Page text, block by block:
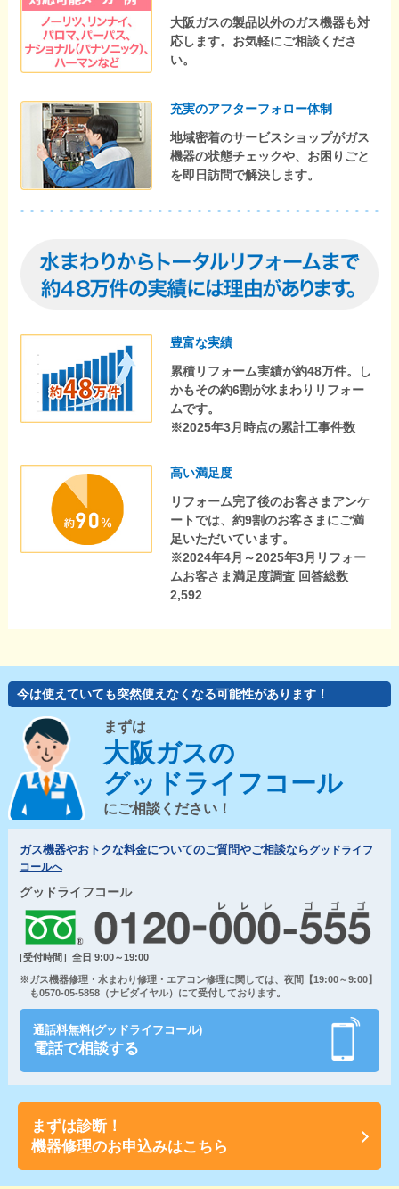
大阪ガスの製品以外のガス機器も対
応します。お気軽にご相談くださ
い。
充実のアフターフォロー体制
地域密着のサービスショップがガス
機器の状態チェックや、お困りごと
を即日訪問で解決します。
豊富な実績
累積リフォーム実績が約48万件。し
かもその約6割が水まわりリフォー
ムです。
※2025年3月時点の累計工事件数
高い満足度
リフォーム完了後のお客さまアンケ
ートでは、約9割のお客さまにご満
足いただいています。
※2024年4月～2025年3月リフォー
ムお客さま満足度調査 回答総数
2,592
今は使えていても突然使えなくなる可能性があります！
まずは
大阪ガスの
グッドライフコール
にご相談ください！
ガス機器やおトクな料金についてのご質問やご相談ならグッドライフ
コールへ
グッドライフコール
[受付時間］全日 9:00～19:00
※ガス機器修理・水まわり修理・エアコン修理に関しては、夜間【19:00～9:00】
も0570-05-5858（ナビダイヤル）にて受付しております。
通話料無料(グッドライフコール)
電話で相談する
まずは診断！
機器修理のお申込みはこちら